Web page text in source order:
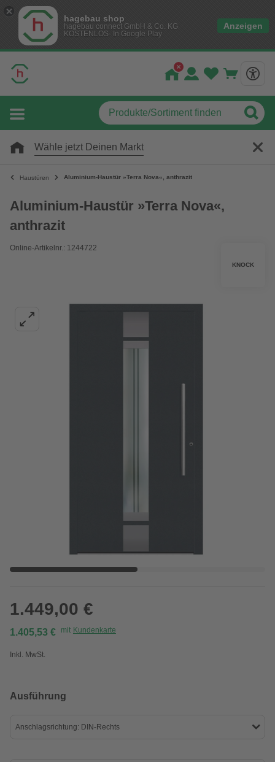
hagebau shop
hagebau connect GmbH & Co. KG
KOSTENLOS- In Google Play
Anzeigen
Wähle jetzt Deinen Markt
Haustüren Aluminium-Haustür »Terra Nova«, anthrazit
Aluminium-Haustür »Terra Nova«,
anthrazit
Online-Artikelnr.: 1244722
KNOCK
1.449,00 €
1.405,53 € mit Kundenkarte
Inkl. MwSt.
Ausführung
Anschlagsrichtung: DIN-Rechts